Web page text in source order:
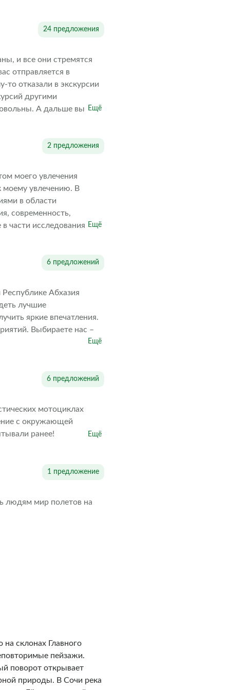
24 предложения
и все они стремятся
отправляется в
отказали в экскурсии
другими
А дальше выбор
Ещё
2 предложения
моего увлечения
моему увлечению. В
в области
современность,
части исследования Ещё
6 предложений
Абхазия
лучшие
яркие впечатления.
Выбираете нас –
Ещё
6 предложений
мотоциклах
с окружающей
ранее!
Ещё
1 предложение
людям мир полетов на
склонах Главного
пейзажи.
поворот открывает
природы. В Сочи река